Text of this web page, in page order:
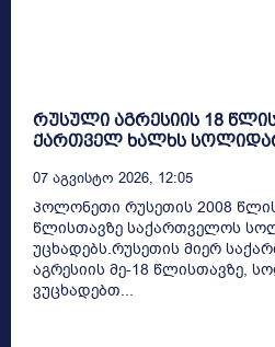
რუსული აგრესიის 18
ქართველ ხალხს
07 Აგვისტო 2026, 12:05
პოლონეთი რუსეთის 2008
წლისთავზე საქართველოს
უცხადებს.რუსეთის მიერ
აგრესიის მე-18 წლისთავზე,
ვუცხადებთ...